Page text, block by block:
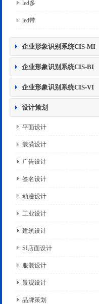
led多
led带
企业形象识别系统CIS-MI
企业形象识别系统CIS-BI
企业形象识别系统CIS-VI
设计策划
平面设计
装潢设计
广告设计
签名设计
动漫设计
工业设计
建筑设计
SI店面设计
服装设计
景观设计
品牌策划